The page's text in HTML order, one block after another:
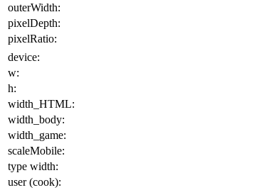
outerWidth:
pixelDepth:
pixelRatio:
device:
w:
h:
width_HTML:
width_body:
width_game:
scaleMobile:
type width:
user (cook):